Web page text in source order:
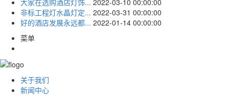
非标工程灯水晶灯定... 2022-03-31 00:00:00
好的酒店发展永远都... 2022-01-14 00:00:00
菜单
关于我们
新闻中心